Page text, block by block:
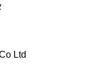
Ltd